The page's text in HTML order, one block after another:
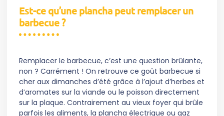
Est-ce qu’une plancha peut remplacer un
barbecue ?
Remplacer le barbecue, c’est une question brûlante,
non ? Carrément ! On retrouve ce goût barbecue si
cher aux dimanches d’été grâce à l’ajout d’herbes et
d’aromates sur la viande ou le poisson directement
sur la plaque. Contrairement au vieux foyer qui brûle
parfois les aliments, la plancha électrique ou gaz